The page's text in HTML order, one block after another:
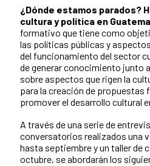
¿Dónde estamos parados?
cultura y política en
formativo que tiene como
las políticas públicas y
del funcionamiento del sector
de generar conocimiento junto
sobre aspectos que rigen la
para la creación de propuestas
promover el desarrollo cultural
A través de una serie de
conversatorios realizados una
hasta septiembre y un taller de
octubre, se abordarán los